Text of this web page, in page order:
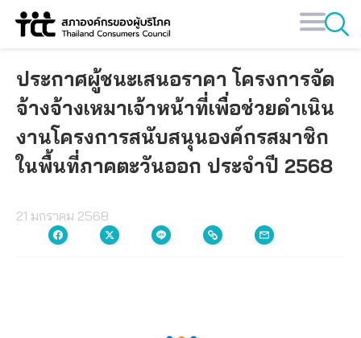
Skip
ประกาศผู้ชนะเสนอราคา โครงการจัด
จ้างจ้างเหมาเจ้าหน้าที่เพื่อช่วยดำเนิน
งานโครงการสนับสนุนองค์กรสมาชิก
ในพื้นที่ภาคตะวันออก ประจำปี 2568
21 มกราคม 2568